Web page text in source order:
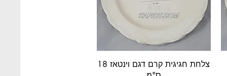
תצוגה מהירה
צלחת חגיגית קרם דגם וינטאז 18